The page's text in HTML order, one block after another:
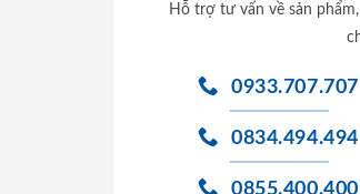
Hỗ trợ tư vấn về sản
0933.707.707
0834.494.494
0855.400.400